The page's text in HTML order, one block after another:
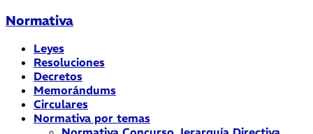
Normativa
Leyes
Resoluciones
Decretos
Memorándums
Circulares
Normativa por temas